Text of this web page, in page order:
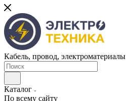
Кабель, провод, электроматериалы
Каталог
По всему сайту